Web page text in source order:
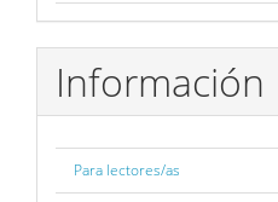
Información
Para lectores/as